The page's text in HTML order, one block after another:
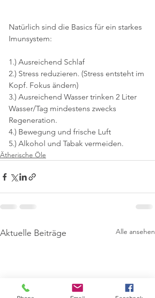
Natürlich sind die Basics für ein starkes
Imunsystem:
1.) Ausreichend Schlaf
2.) Stress reduzieren. (Stress entsteht im
Kopf. Fokus ändern)
3.) Ausreichend Wasser trinken 2 Liter
Wasser/Tag mindestens zwecks
Regeneration.
4.) Bewegung und frische Luft
5.) Alkohol und Tabak vermeiden.
Ätherische Öle
Aktuelle Beiträge Alle ansehen